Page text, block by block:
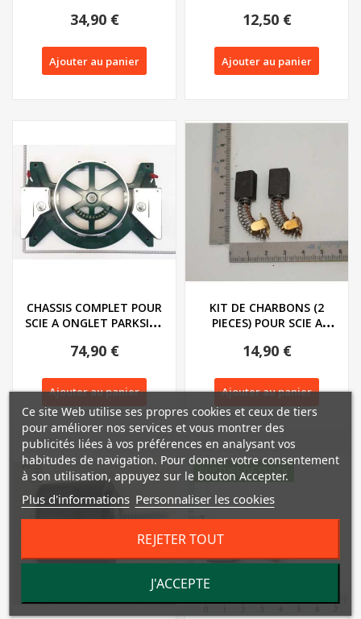
34,90 €
Ajouter au panier
12,50 €
Ajouter au panier
CHASSIS COMPLET POUR
SCIE A ONGLET PARKSIDE
74,90 €
Ajouter au panier
KIT DE CHARBONS (2
PIECES) POUR SCIE A
14,90 €
Ajouter au panier
RUPTURE DE STOCK
Ce site Web utilise ses propres cookies et ceux de tiers
pour améliorer nos services et vous montrer des
publicités liées à vos préférences en analysant vos
habitudes de navigation. Pour donner votre consentement
à son utilisation, appuyez sur le bouton Accepter.
Plus d'informations Personnaliser les cookies
REJETER TOUT
J'ACCEPTE